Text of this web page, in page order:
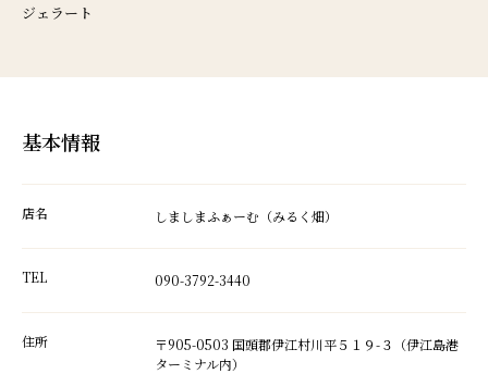
ジェラート
基本情報
店名 しましまふぁーむ（みるく畑）
TEL 090-3792-3440
住所
〒905-0503 国頭郡伊江村川平５１９-３（伊江島港
ターミナル内）